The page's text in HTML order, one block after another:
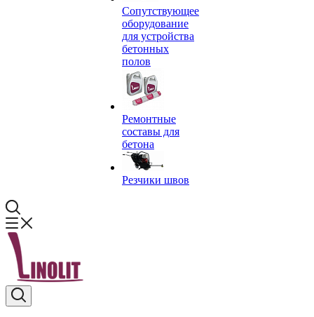
Сопутствующее
оборудование
для устройства
бетонных
полов
Ремонтные
составы для
бетона
Резчики швов